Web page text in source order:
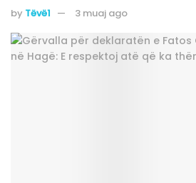
by Tëvë1 3 muaj ago